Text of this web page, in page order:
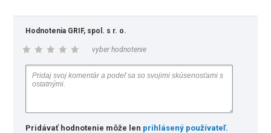
Hodnotenia GRIF, spol. s r. o.
vyber hodnotenie
Pridávať hodnotenie môže len prihlásený používateľ.